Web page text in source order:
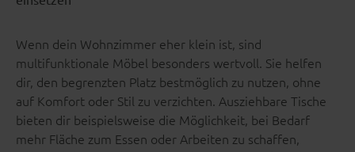
Wenn dein Wohnzimmer eher klein ist, sind
multifunktionale Möbel besonders wertvoll. Sie helfen
dir, den begrenzten Platz bestmöglich zu nutzen, ohne
auf Komfort oder Stil zu verzichten. Ausziehbare Tische
bieten dir beispielsweise die Möglichkeit, bei Bedarf
mehr Fläche zum Essen oder Arbeiten zu schaffen,